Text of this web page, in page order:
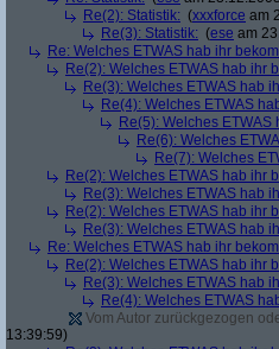
Re(2): Statistik: (xxxforce am
Re(3): Statistik: (ese am
Re: Welches ETWAS hab ihr
Re(2): Welches ETWAS hab ihr
Re(3): Welches ETWAS hab
Re(4): Welches ETWAS
Re(5): Welches ETWAS
Re(6): Welches
Re(7): Welches
Re(2): Welches ETWAS hab ihr
Re(3): Welches ETWAS hab
Re(2): Welches ETWAS hab ihr
Re(3): Welches ETWAS hab
Re: Welches ETWAS hab ihr
Re(2): Welches ETWAS hab ihr
Re(3): Welches ETWAS hab
Re(4): Welches ETWAS
Vom Autor zurückgezogen
13:39:59)